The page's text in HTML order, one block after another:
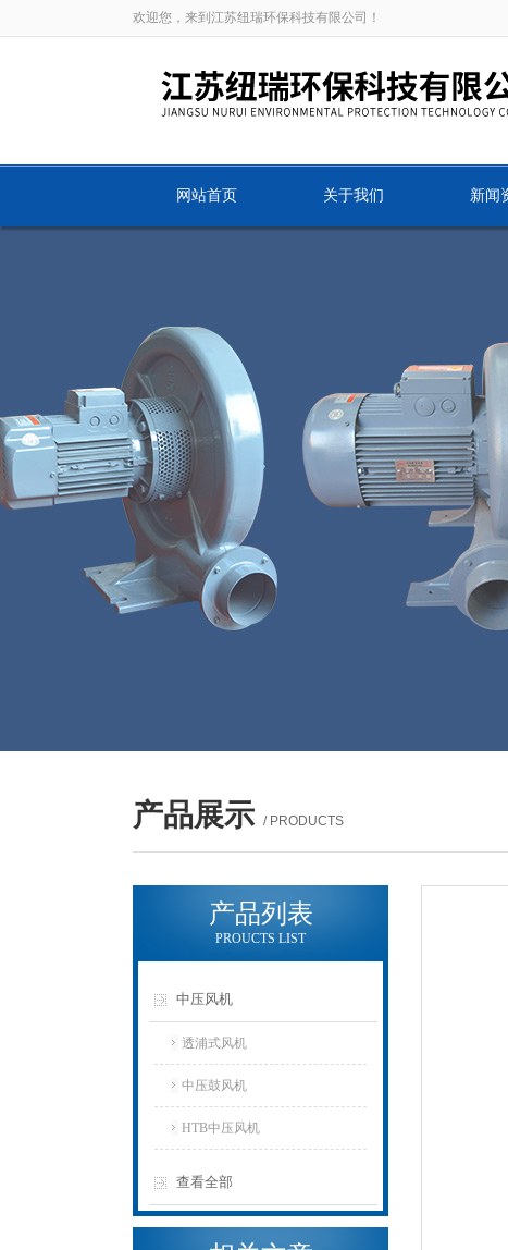
欢迎您，来到江苏纽瑞环保科技有限公司！
网站首页 关于我们 新闻
产品展示 / PRODUCTS
产品列表
PROUCTS LIST
中压风机
透浦式风机
中压鼓风机
HTB中压风机
查看全部